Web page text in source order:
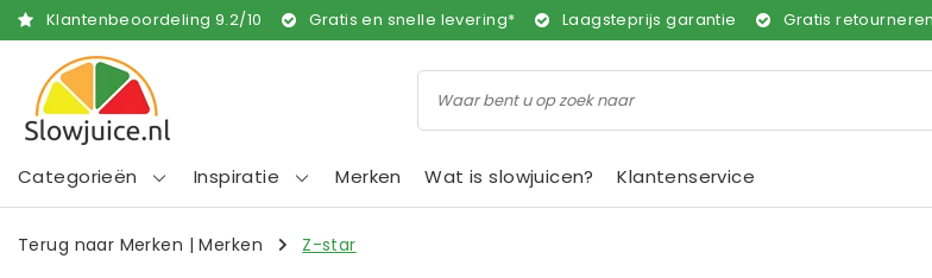
Klantenbeoordeling 9.2/10 Gratis en snelle levering* Laagsteprijs garantie Gratis
Categorieën Inspiratie Merken Wat is slowjuicen? Klantenservice
Terug naar Merken |Merken Z-star